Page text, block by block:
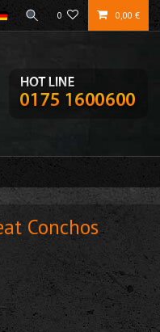
0 0,00 €
Conchos